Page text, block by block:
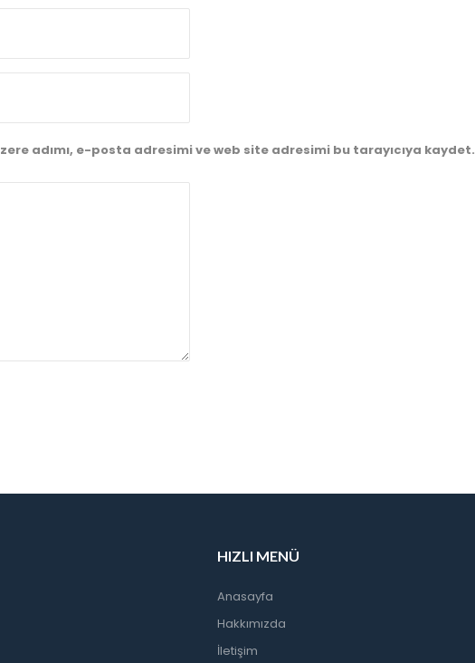
adımı, e-posta adresimi ve web site adresimi bu tarayıcıya kaydet.
HIZLI MENÜ
Anasayfa
Hakkımızda
İletişim